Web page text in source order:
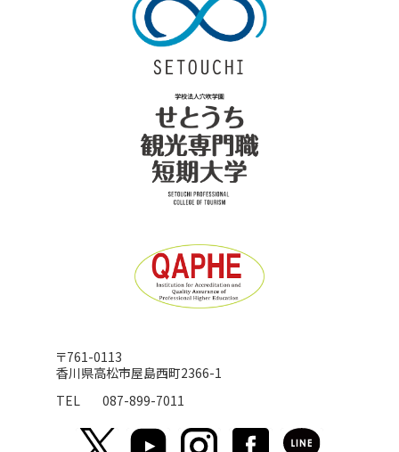
〒761-0113
香川県高松市屋島西町2366-1
TEL
087-899-7011